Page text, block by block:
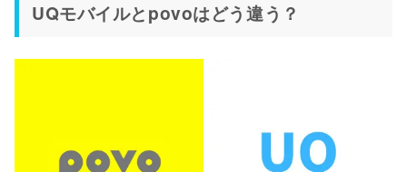
UQモバイルとpovoはどう違う？